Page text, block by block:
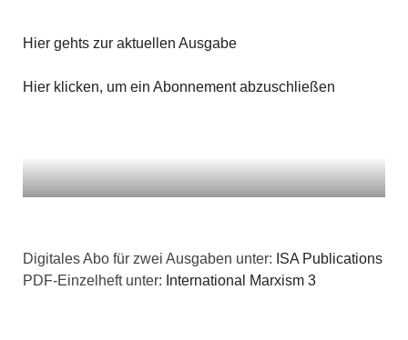
Hier gehts zur aktuellen Ausgabe
Hier klicken, um ein Abonnement abzuschließen
Digitales Abo für zwei Ausgaben unter: ISA Publications
PDF-Einzelheft unter: International Marxism 3